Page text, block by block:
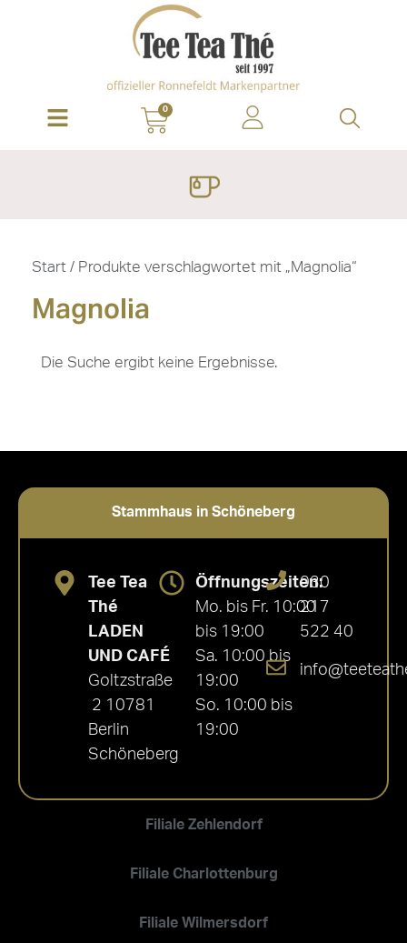
0
Start / Produkte verschlagwortet mit „Magnolia“
Magnolia
Die Suche ergibt keine Ergebnisse.
Stammhaus in Schöneberg
Filiale Zehlendorf
Filiale Charlottenburg
Filiale Wilmersdorf
Tee Tea
Thé
LADEN
UND CAFÉ
Goltzstraße
2 10781
Berlin
Schöneberg
Öffnungszeiten:
Mo. bis Fr. 10:00
bis 19:00
Sa. 10:00 bis
19:00
So. 10:00 bis
19:00
030
217
522 40